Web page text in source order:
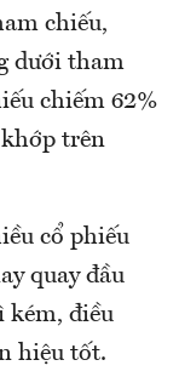
chiếu,
dưới tham
chiếm 62%
trên
cổ phiếu
quay đầu
kém, điều
hiệu tốt.